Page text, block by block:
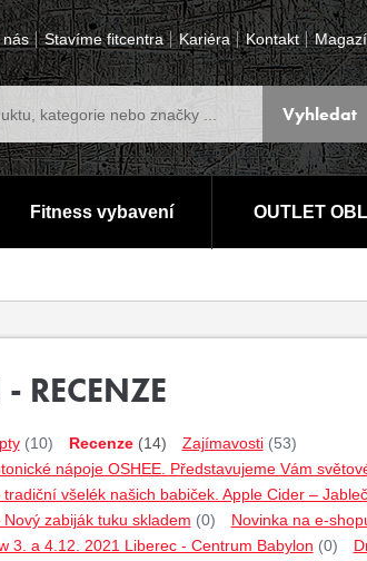
nás Stavíme fitcentra Kariéra Kontakt
Fitness vybavení OUTLET
RECENZE
(10) Recenze (14) Zajímavosti (53)
nápoje OSHEE. Představujeme Vám
všelék našich babiček. Apple Cider –
zabiják tuku skladem (0) Novinka na e-
3. a 4.12. 2021 Liberec - Centrum Babylon (0)